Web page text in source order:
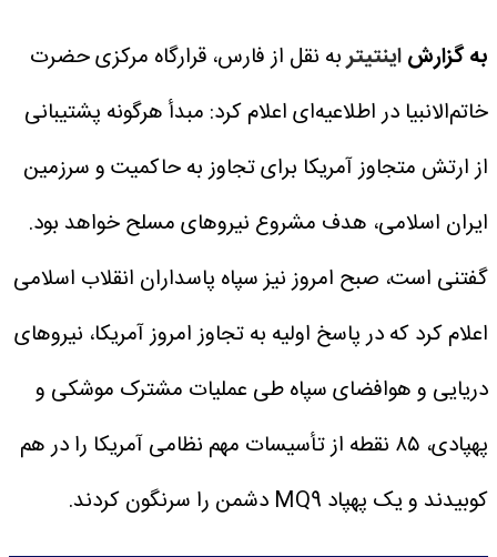
به گزارشاینتیتربه نقل از فارس، قرارگاه مرکزی حضرت
خاتم‌الانبیا در اطلاعیه‌ای اعلام کرد: مبدأ هرگونه پشتیبانی
از ارتش متجاوز آمریکا برای تجاوز به حاکمیت و سرزمین
ایران اسلامی، هدف مشروع نیروهای مسلح خواهد بود.
گفتنی است، صبح امروز نیز سپاه پاسداران انقلاب اسلامی
اعلام کرد که در پاسخ اولیه به تجاوز امروز آمریکا، نیروهای
دریایی و هوافضای سپاه طی عملیات مشترک موشکی و
پهپادی، ۸۵ نقطه از تأسیسات مهم نظامی آمریکا را در هم
کوبیدند و یک پهپاد MQ9 دشمن را سرنگون کردند.